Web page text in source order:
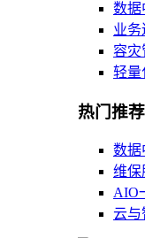
数据
业务
容灾
轻量
热门推荐
数据
维保
AIO
云与